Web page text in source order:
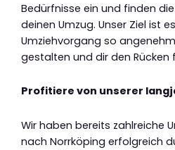
Bedürfnisse ein und finden
deinen Umzug. Unser Ziel ist
Umziehvorgang so
gestalten und dir den Rücken
Profitiere von unserer
Wir haben bereits zahlreiche
nach Norrköping erfolgreich